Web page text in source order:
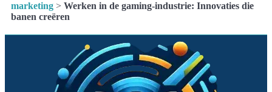
marketing > Werken in de gaming-industrie: Innovaties die
banen creëren